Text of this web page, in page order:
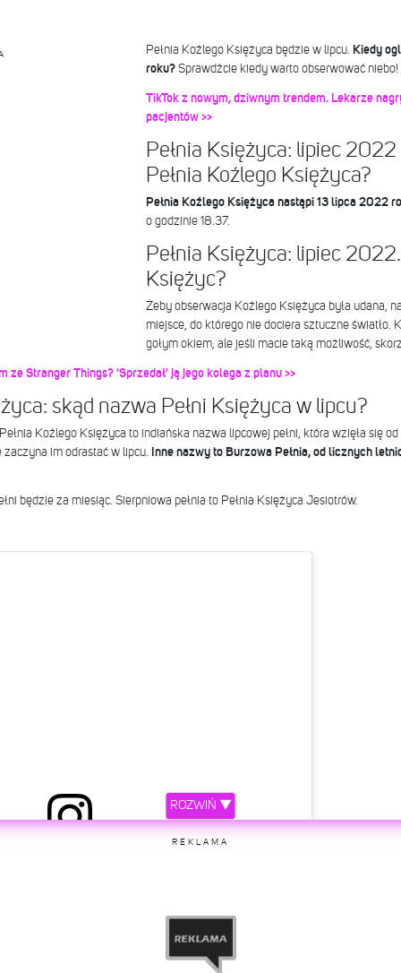
Pełnia Koźlego Księżyca będzie w lipcu. Kiedy
roku?Sprawdźcie kiedy warto obserwować niebo!
TikTok z nowym, dziwnym trendem. Lekarze
pacjentów >>
Pełnia Księżyca: lipiec
Pełnia Koźlego Księżyca?
Pełnia Koźlego Księżyca nastąpi 13 lipca 2022
o godzinie 18.37.
Pełnia Księżyca: lipiec
Księżyc?
Żeby obserwacja Koźlego Księżyca była udana,
miejsce, do którego nie dociera sztuczne światło.
gołym okiem, ale jeśli macie taką możliwość,
ze Stranger Things? 'Sprzedał' ją jego kolega z planu >>
skąd nazwa Pełni Księżyca w lipcu?
Koźlego Księżyca to indiańska nazwa lipcowej pełni, która wzięła się
im odrastać w lipcu. Inne nazwy to Burzowa Pełnia, od licznych
będzie za miesiąc. Sierpniowa pełnia to Pełnia Księżyca Jesiotrów.
ROZWIŃ ▼
REKLAMA